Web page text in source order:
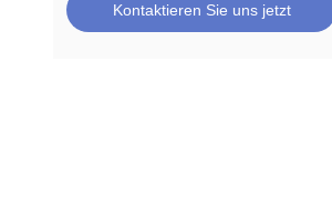
Kontaktieren Sie uns jetzt